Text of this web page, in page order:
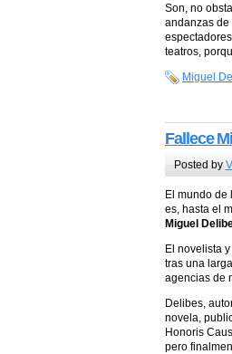
Son, no
andanzas de
teatros,
Miguel
Fallece
Posted by
El mundo de
es, hasta el
Miguel
El novelista
tras una
agencias de
Delibes,
novela,
Honoris
pero